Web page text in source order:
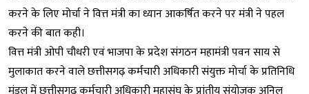
करने के लिए मोर्चा ने वित्त मंत्री का ध्यान आकर्षित करने पर मंत्री ने पहल
करने की बात कही।
वित्त मंत्री ओपी चौधरी एवं भाजपा के प्रदेश संगठन महामंत्री पवन साय से
मुलाकात करने वाले छत्तीसगढ़ कर्मचारी अधिकारी संयुक्त मोर्चा के प्रतिनिधि